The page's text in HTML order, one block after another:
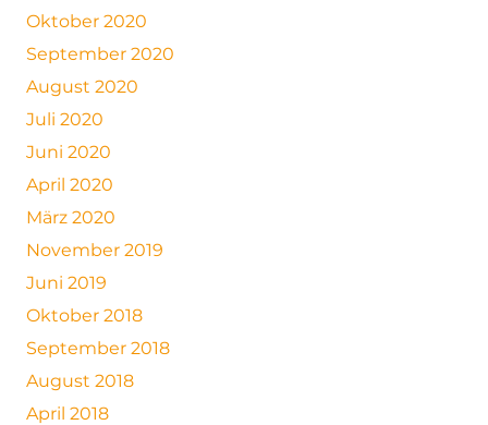
Oktober 2020
September 2020
August 2020
Juli 2020
Juni 2020
April 2020
März 2020
November 2019
Juni 2019
Oktober 2018
September 2018
August 2018
April 2018